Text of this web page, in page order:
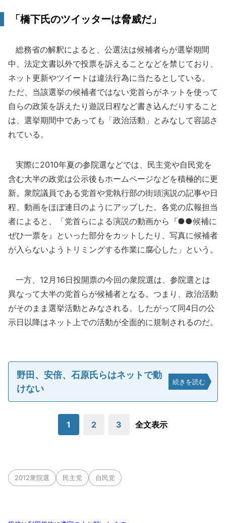
「橋下氏のツイッターは脅威だ」
総務省の解釈によると、公選法は候補者らが選挙期間
中、法定文書以外で投票を訴えることなどを禁じており、
ネット更新やツイートは違法行為に当たるとしている。
ただ、当該選挙の候補者ではない党首らがネットを使って
自らの政策を訴えたり遊説日程など書き込んだりすること
は、選挙期間中であっても「政治活動」とみなして容認さ
れている。
実際に2010年夏の参院選などでは、民主党や自民党を
含む大半の政党は公示後もホームページなどを積極的に更
新。衆院議員である党首や党執行部の街頭演説の記事や日
程、動画をほぼ連日のようにアップした。各党の広報担当
者によると、「党首らによる演説の動画から『●●候補に
ぜひ一票を』といった部分をカットしたり、写真に候補者
が入らないようトリミングする作業に腐心した」という。
一方、12月16日投開票の今回の衆院選は、参院選とは
異なって大半の党首らが候補者となる。つまり、政治活動
がそのまま選挙活動とみなされる。したがって同4日の公
示日以降はネット上での活動が全面的に規制されるのだ。
野田、安倍、石原氏らはネットで動
けない
続きを読む
1 2 3 全文表示
2012衆院選 民主党 自民党